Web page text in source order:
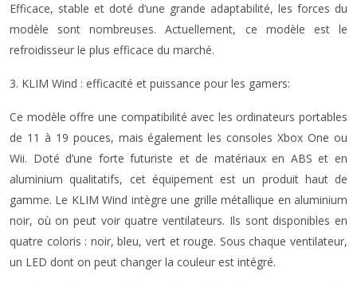
Efficace, stable et doté d’une grande adaptabilité, les forces du
modèle sont nombreuses. Actuellement, ce modèle est le
refroidisseur le plus efficace du marché.
3. KLIM Wind : efficacité et puissance pour les gamers:
Ce modèle offre une compatibilité avec les ordinateurs portables
de 11 à 19 pouces, mais également les consoles Xbox One ou
Wii. Doté d’une forte futuriste et de matériaux en ABS et en
aluminium qualitatifs, cet équipement est un produit haut de
gamme. Le KLIM Wind intègre une grille métallique en aluminium
noir, où on peut voir quatre ventilateurs. Ils sont disponibles en
quatre coloris : noir, bleu, vert et rouge. Sous chaque ventilateur,
un LED dont on peut changer la couleur est intégré.